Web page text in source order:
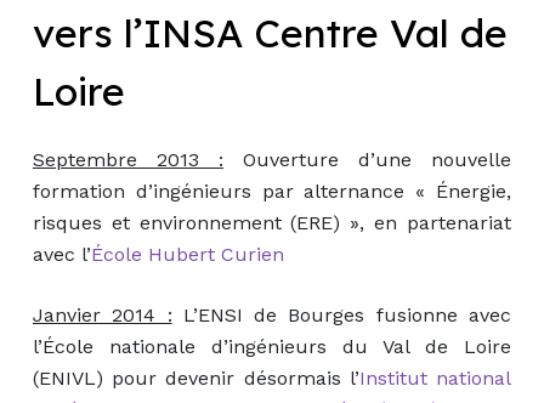
vers l’INSA Centre Val de
Loire
Septembre 2013 : Ouverture d’une nouvelle
formation d’ingénieurs par alternance « Énergie,
risques et environnement (ERE) », en partenariat
avec l’École Hubert Curien
Janvier 2014 : L’ENSI de Bourges fusionne avec
l’École nationale d’ingénieurs du Val de Loire
(ENIVL) pour devenir désormais l’Institut national